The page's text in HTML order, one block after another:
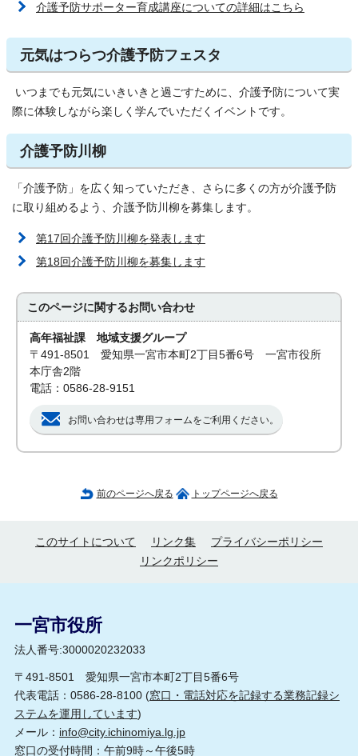
介護予防サポーター育成講座についての詳細はこちら
元気はつらつ介護予防フェスタ
いつまでも元気にいきいきと過ごすために、介護予防について実
際に体験しながら楽しく学んでいただくイベントです。
介護予防川柳
「介護予防」を広く知っていただき、さらに多くの方が介護予防
に取り組めるよう、介護予防川柳を募集します。
第17回介護予防川柳を発表します
第18回介護予防川柳を募集します
このページに関するお問い合わせ
高年福祉課 地域支援グループ
〒491-8501 愛知県一宮市本町2丁目5番6号 一宮市役所
本庁舎2階
電話：0586-28-9151
お問い合わせは専用フォームをご利用ください。
前のページへ戻る トップページへ戻る
このサイトについて リンク集
プライバシーポリシー
リンクポリシー
一宮市役所
法人番号:3000020232033
〒491-8501 愛知県一宮市本町2丁目5番6号
代表電話：0586-28-8100 (窓口・電話対応を記録する業務記録シ
ステムを運用しています)
メール： info@city.ichinomiya.lg.jp
窓口の受付時間：午前9時～午後5時